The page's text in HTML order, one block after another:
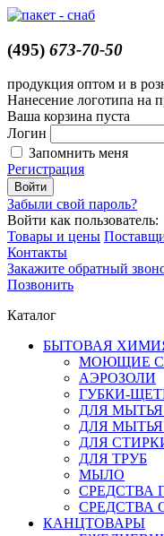
(495) 673-70-50
продукция оптом и в
Нанесение логотипа на
Ваша корзина пуста
Логин
Запомнить меня
Регистрация
Забыли свой пароль?
Войти как пользователь:
Товары и цены
Контакты
Закажите обратный
Позвонить
Каталог
БЫТОВАЯ
МОЮЩИЕ
АЭРОЗОЛИ
ГУБКИ-
ДЛЯ
ДЛЯ
ДЛЯ
ДЛЯ ТРУБ
МЫЛО
СРЕДСТВА
СРЕДСТВА
КАНЦТОВАРЫ